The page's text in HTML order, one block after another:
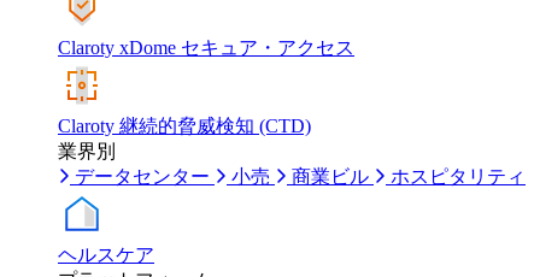
Claroty xDome セキュア・アクセス
Claroty 継続的脅威検知 (CTD)
業界別
データセンター
小売 商業ビル ホスピタリティ
ヘルスケア